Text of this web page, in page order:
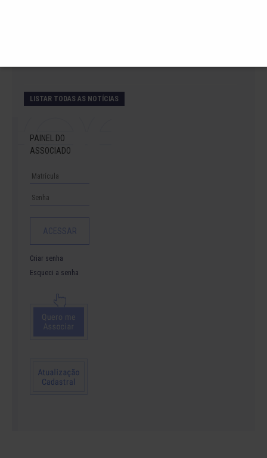
LISTAR TODAS AS NOTÍCIAS
PAINEL DO
ASSOCIADO
Criar senha
Esqueci a senha